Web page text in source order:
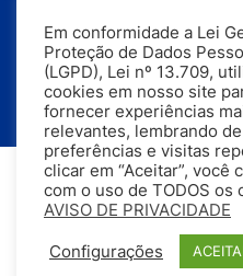
Todos os direitos
Em conformidade a Lei
Proteção de Dados
(LGPD), Lei nº 13.709,
cookies em nosso site
fornecer experiências
relevantes, lembrando
preferências e visitas
clicar em “Aceitar”, você
com o uso de TODOS os
AVISO DE PRIVACIDADE
Configurações